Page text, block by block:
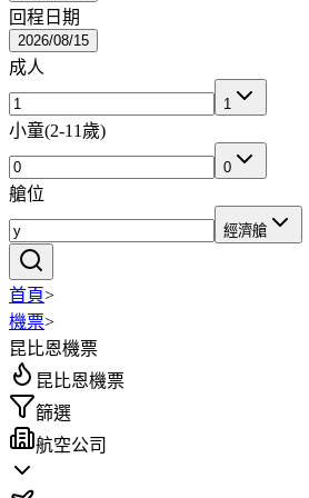
回程日期
2026/08/15
成人
1
小童(2-11歲)
0
艙位
經濟艙
首頁>
機票>
昆比恩機票
昆比恩機票
篩選
航空公司